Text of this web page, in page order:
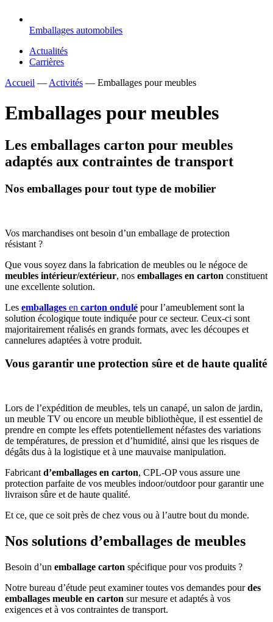
Emballages automobiles
Actualités
Carrières
Accueil — Activités — Emballages pour meubles
Emballages pour meubles
Les emballages carton pour meubles
adaptés aux contraintes de transport
Nos emballages pour tout type de mobilier
Vos marchandises ont besoin d’un emballage de protection
résistant ?
Que vous soyez dans la fabrication de meubles ou le négoce de
meubles intérieur/extérieur, nos emballages en carton constituent
une excellente solution.
Les emballages en carton ondulé pour l’ameublement sont la
solution écologique toute indiquée pour ce secteur. Ceux-ci sont
majoritairement réalisés en grands formats, avec les découpes et
cannelures adaptées à votre produit.
Vous garantir une protection sûre et de haute qualité
Lors de l’expédition de meubles, tels un canapé, un salon de jardin,
un meuble TV ou encore un meuble bibliothèque, il est essentiel de
prendre en compte les effets potentiellement néfastes des variations
de températures, de pression et d’humidité, ainsi que les risques de
dégâts dus à la logistique et à une mauvaise manipulation.
Fabricant d’emballages en carton, CPL-OP vous assure une
protection parfaite de vos meubles indoor/outdoor pour garantir une
livraison sûre et de haute qualité.
Et ce, que ce soit près de chez vous ou à l’autre bout du monde.
Nos solutions d’emballages de meubles
Besoin d’un emballage carton spécifique pour vos produits ?
Notre bureau d’étude peut examiner toutes vos demandes pourdes
emballages meuble en carton sur mesure et adaptés à vos
exigences et à vos contraintes de transport.